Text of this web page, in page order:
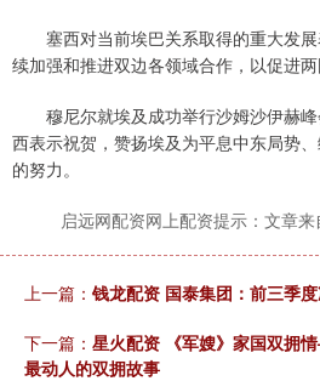
塞西对当前埃巴关系取得的重大发展
续加强和推进双边各领域合作，以促进两
穆尼尔就埃及成功举行沙姆沙伊赫峰
西表示祝贺，赞扬埃及为平息中东局势
的努力。
启远网配资网上配资提示：文章来
上一篇： 钱龙配资 国泰集团：前三季
下一篇： 星火配资 《军嫂》家国双拥
最动人的双拥故事